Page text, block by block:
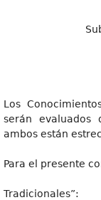
Los
serán evaluados
ambos están
Para el presente
Tradicionales”: